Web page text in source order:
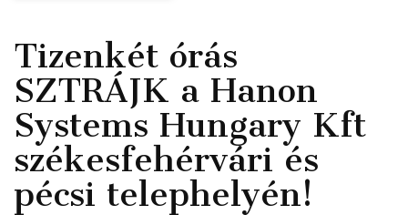
Tizenkét órás
SZTRÁJK a Hanon
Systems Hungary Kft
székesfehérvári és
pécsi telephelyén!